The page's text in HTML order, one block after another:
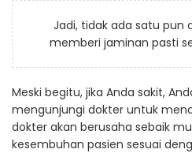
Jadi, tidak ada satu pun
memberi jaminan pasti
Meski begitu, jika Anda sakit,
mengunjungi dokter untuk
dokter akan berusaha sebaik
kesembuhan pasien sesuai